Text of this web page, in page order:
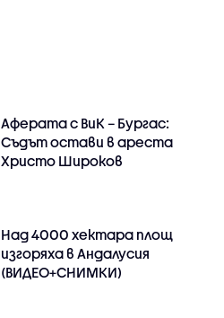
Аферата с ВиК – Бургас:
Съдът остави в ареста
Христо Широков
Над 4000 хектара площ
изгоряха в Андалусия
(ВИДЕО+СНИМКИ)